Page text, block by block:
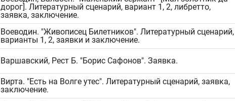
дорог]. Литературный сценарий, вариант 1, 2, либретто,
заявка, заключение.
Воеводин. "Живописец Билетников". Литературный сценарий,
варианты 1, 2, заявки и заключение.
Варшавский, Рест Б. "Борис Сафонов". Заявка.
Вирта. "Есть на Волге утес". Литературный сценарий, заявка,
заключение.